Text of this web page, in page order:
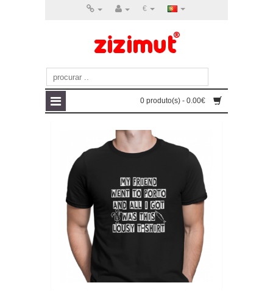
€
0 produto(s) - 0.00€